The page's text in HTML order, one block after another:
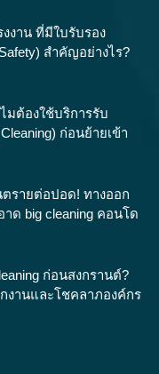
งาน ที่มีใบรับรอง
สำคัญอย่างไร?
มต้องใช้บริการรับ
ก่อนย้ายเข้า
รายต่อปอด! ทางออก
ด big cleaning คอนโด
ก่อนสงกรานต์?
งานและโชคลาภองค์กร